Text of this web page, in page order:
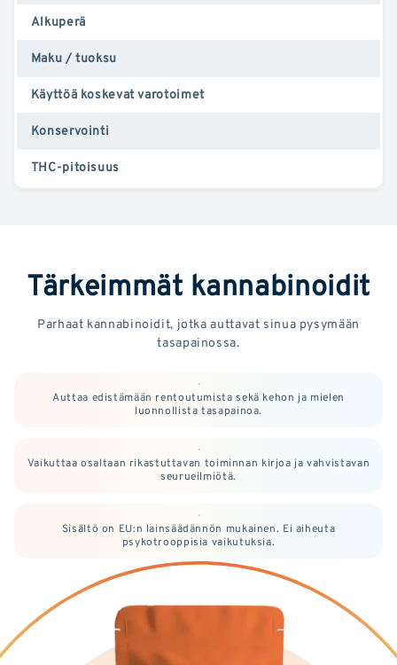
Alkuperä
Maku / tuoksu
Käyttöä koskevat varotoimet
Konservointi
THC-pitoisuus
Tärkeimmät kannabinoidit
Parhaat kannabinoidit, jotka auttavat sinua pysymään
tasapainossa.
Auttaa edistämään rentoutumista sekä kehon ja mielen
luonnollista tasapainoa.
Vaikuttaa osaltaan rikastuttavan toiminnan kirjoa ja vahvistavan
seurueilmiötä.
Sisältö on EU:n lainsäädännön mukainen. Ei aiheuta
psykotrooppisia vaikutuksia.